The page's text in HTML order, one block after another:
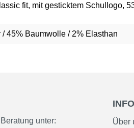
fit, mit gesticktem Schullogo,
45% Baumwolle / 2% Elasthan
unter:
Über